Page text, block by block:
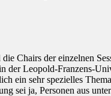
Chairs der einzelnen
der Leopold-Franzens-
ein sehr spezielles
sei ja, Personen aus